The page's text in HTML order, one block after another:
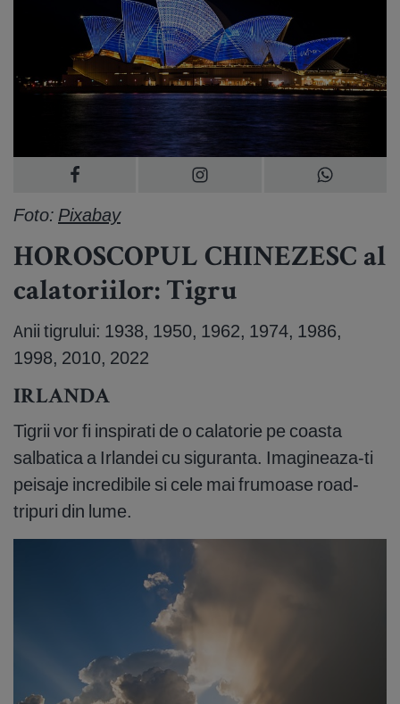
Foto: Pixabay
HOROSCOPUL CHINEZESC al
calatoriilor: Tigru
Anii tigrului: 1938, 1950, 1962, 1974, 1986,
1998, 2010, 2022
IRLANDA
Tigrii vor fi inspirati de o calatorie pe coasta
salbatica a Irlandei cu siguranta. Imagineaza-ti
peisaje incredibile si cele mai frumoase road-
tripuri din lume.